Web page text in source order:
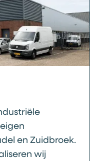
en Zuidbroek.
wij